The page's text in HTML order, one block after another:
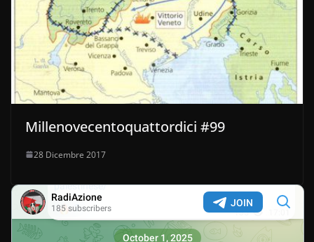
Millenovecentoquattordici #99
28 Dicembre 2017